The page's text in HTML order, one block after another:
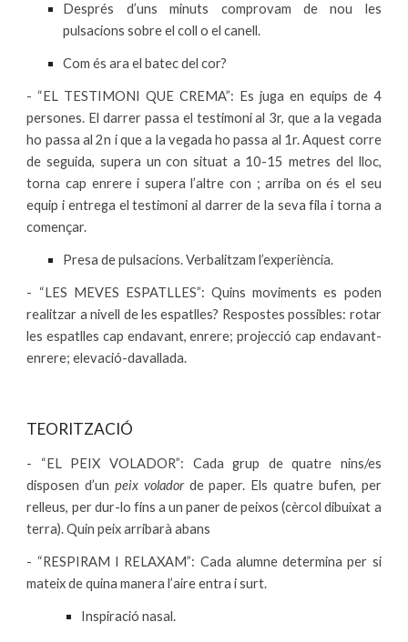
Després d’uns minuts comprovam de nou les
pulsacions sobre el coll o el canell.
Com és ara el batec del cor?
- “EL TESTIMONI QUE CREMA”: Es juga en equips de 4
persones. El darrer passa el testimoni al 3r, que a la vegada
ho passa al 2n i que a la vegada ho passa al 1r. Aquest corre
de seguida, supera un con situat a 10-15 metres del lloc,
torna cap enrere i supera l’altre con ; arriba on és el seu
equip i entrega el testimoni al darrer de la seva fila i torna a
començar.
Presa de pulsacions. Verbalitzam l’experiència.
- “LES MEVES ESPATLLES”: Quins moviments es poden
realitzar a nivell de les espatlles? Respostes possibles: rotar
les espatlles cap endavant, enrere; projecció cap endavant-
enrere; elevació-davallada.
TEORITZACIÓ
- “EL PEIX VOLADOR”: Cada grup de quatre nins/es
disposen d’unpeix voladorde paper. Els quatre bufen, per
relleus, per dur-lo fins a un paner de peixos (cèrcol dibuixat a
terra). Quin peix arribarà abans
- “RESPIRAM I RELAXAM”: Cada alumne determina per si
mateix de quina manera l’aire entra i surt.
Inspiració nasal.